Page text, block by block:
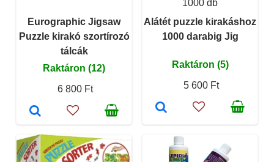
Eurographic Jigsaw
Puzzle kirakó szortírozó
tálcák
Raktáron (12)
6 800 Ft
1000 db
Alátét puzzle kirakáshoz
1000 darabig Jig
Raktáron (5)
5 600 Ft